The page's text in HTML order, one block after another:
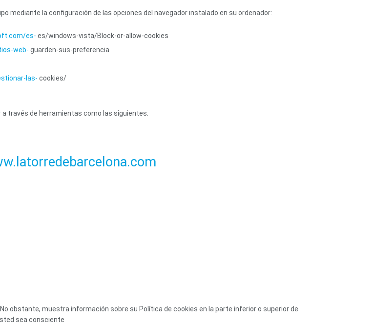
mediante la configuración de las opciones del navegador instalado en su ordenador:
es- es/windows-vista/Block-or-allow-cookies
web- guarden-sus-preferencia
las- cookies/
través de herramientas como las siguientes:
obstante, muestra información sobre su Política de cookies en la parte inferior o superior de
sea consciente